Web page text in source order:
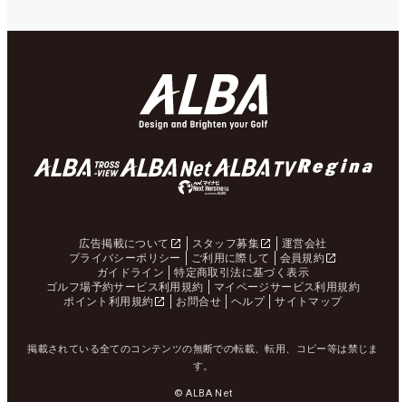
広告掲載について スタッフ募集
運営会社
プライバシーポリシー
ご利用に際して
会員規約
ガイドライン
特定商取引法に基づく表示
ゴルフ場予約サービス利用規約
マイページサービス利用規約
ポイント利用規約
お問合せ ヘルプ サイトマップ
掲載されている全てのコンテンツの無断での転載、転用、コピー等は禁じま
す。
© ALBA Net